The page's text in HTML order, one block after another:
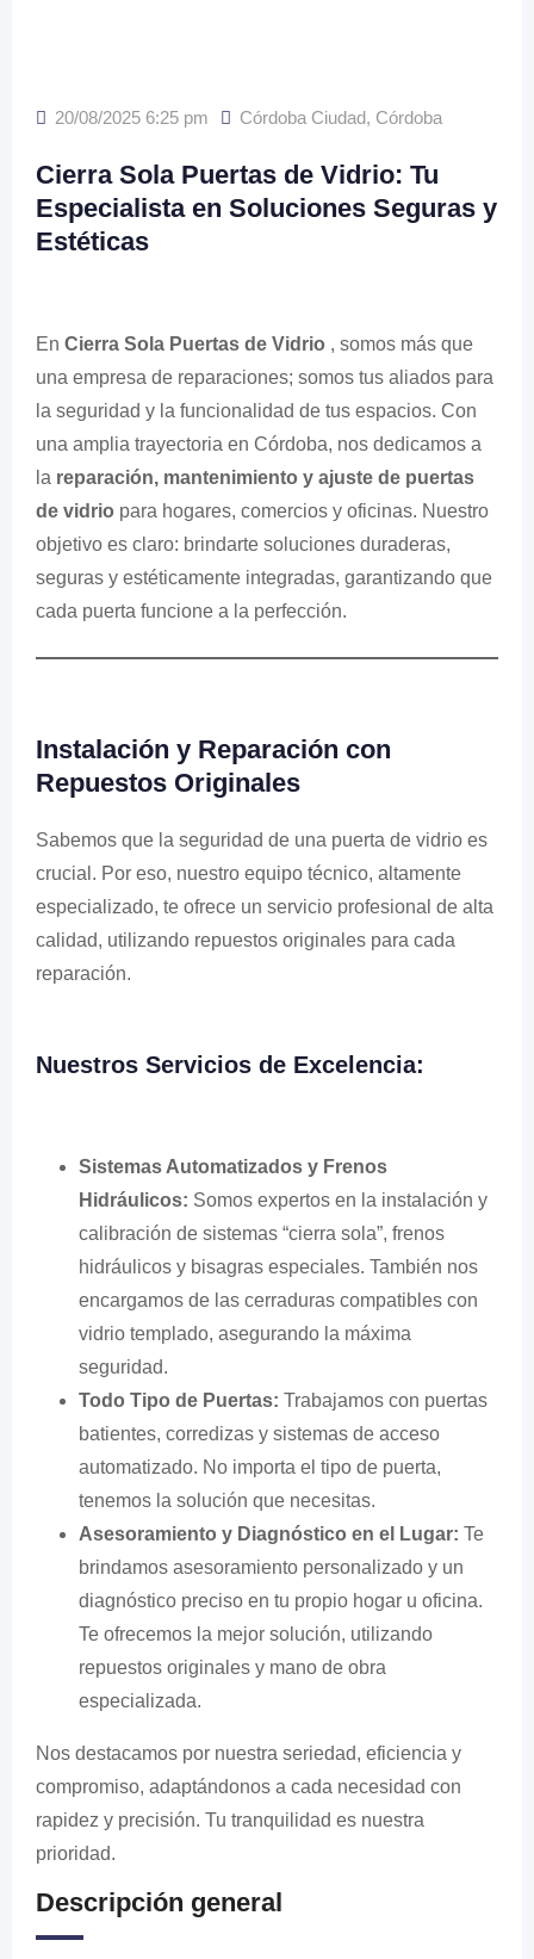
20/08/2025 6:25 pm Córdoba Ciudad, Córdoba
Cierra Sola Puertas de Vidrio: Tu
Especialista en Soluciones Seguras y
Estéticas
En Cierra Sola Puertas de Vidrio , somos más que
una empresa de reparaciones; somos tus aliados para
la seguridad y la funcionalidad de tus espacios. Con
una amplia trayectoria en Córdoba, nos dedicamos a
la reparación, mantenimiento y ajuste de puertas
de vidrio para hogares, comercios y oficinas. Nuestro
objetivo es claro: brindarte soluciones duraderas,
seguras y estéticamente integradas, garantizando que
cada puerta funcione a la perfección.
Instalación y Reparación con
Repuestos Originales
Sabemos que la seguridad de una puerta de vidrio es
crucial. Por eso, nuestro equipo técnico, altamente
especializado, te ofrece un servicio profesional de alta
calidad, utilizando repuestos originales para cada
reparación.
Nuestros Servicios de Excelencia:
Sistemas Automatizados y Frenos
Hidráulicos: Somos expertos en la instalación y
calibración de sistemas “cierra sola”, frenos
hidráulicos y bisagras especiales. También nos
encargamos de las cerraduras compatibles con
vidrio templado, asegurando la máxima
seguridad.
Todo Tipo de Puertas: Trabajamos con puertas
batientes, corredizas y sistemas de acceso
automatizado. No importa el tipo de puerta,
tenemos la solución que necesitas.
Asesoramiento y Diagnóstico en el Lugar: Te
brindamos asesoramiento personalizado y un
diagnóstico preciso en tu propio hogar u oficina.
Te ofrecemos la mejor solución, utilizando
repuestos originales y mano de obra
especializada.
Nos destacamos por nuestra seriedad, eficiencia y
compromiso, adaptándonos a cada necesidad con
rapidez y precisión. Tu tranquilidad es nuestra
prioridad.
Descripción general